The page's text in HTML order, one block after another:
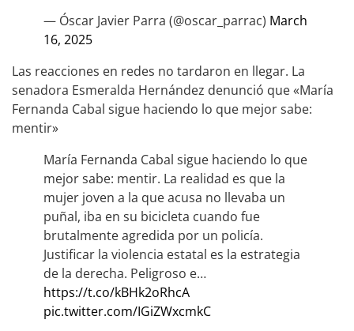
— Óscar Javier Parra (@oscar_parrac) March
16, 2025
Las reacciones en redes no tardaron en llegar. La
senadora Esmeralda Hernández denunció que «María
Fernanda Cabal sigue haciendo lo que mejor sabe:
mentir»
María Fernanda Cabal sigue haciendo lo que
mejor sabe: mentir. La realidad es que la
mujer joven a la que acusa no llevaba un
puñal, iba en su bicicleta cuando fue
brutalmente agredida por un policía.
Justificar la violencia estatal es la estrategia
de la derecha. Peligroso e…
https://t.co/kBHk2oRhcA
pic.twitter.com/IGiZWxcmkC